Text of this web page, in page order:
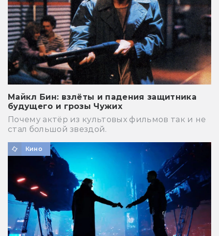
Майкл Бин: взлёты и падения защитника
будущего и грозы Чужих
Почему актёр из культовых фильмов так и не
стал большой звездой.
Кино